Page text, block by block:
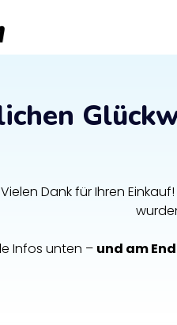
Vielen Dank für Ihren
Infos unten – und am